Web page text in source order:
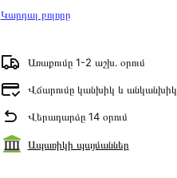
Կարդալ բոլորը
Առաքումը 1-2 աշխ․ օրում
Վճարումը կանխիկ և անկանխիկ
Վերադարձը 14 օրում
Ապառիկի պայմաններ